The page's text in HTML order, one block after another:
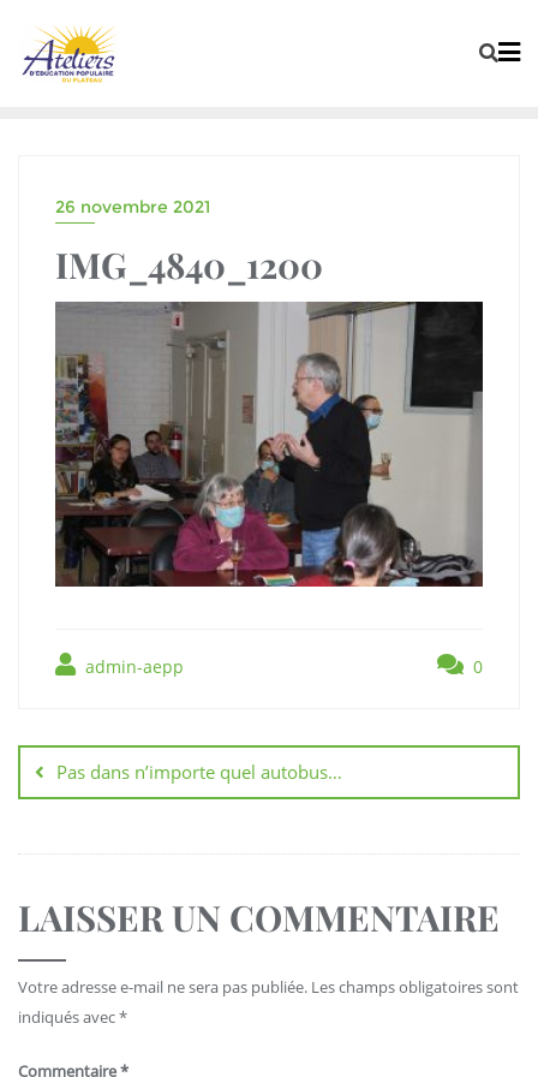
26 novembre 2021
IMG_4840_1200
admin-aepp 0
Pas dans n’importe quel autobus…
LAISSER UN COMMENTAIRE
Votre adresse e-mail ne sera pas publiée. Les champs obligatoires sont
indiqués avec*
Commentaire*